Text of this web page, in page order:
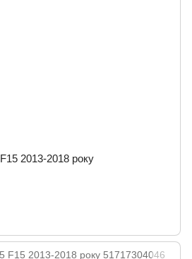
2013-2018 року